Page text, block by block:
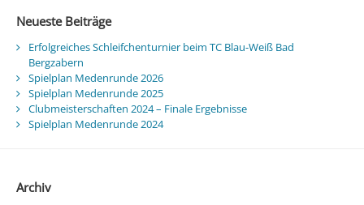
Neueste Beiträge
Erfolgreiches Schleifchenturnier beim TC Blau-Weiß Bad
Bergzabern
Spielplan Medenrunde 2026
Spielplan Medenrunde 2025
Clubmeisterschaften 2024 – Finale Ergebnisse
Spielplan Medenrunde 2024
Archiv